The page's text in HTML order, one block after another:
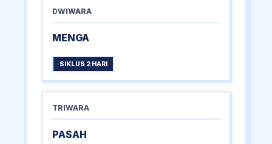
DWIWARA
MENGA
SIKLUS 2 HARI
TRIWARA
PASAH